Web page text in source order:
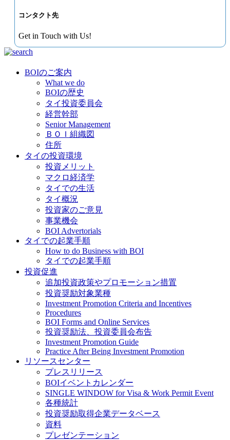
コンタクト先
Get in Touch with Us!
BOIのご案内
What we do
BOIの歴史
タイ投資委員会
経営幹部
Senior Management
ＢＯＩ組織図
住所
タイの投資環境
投資メリット
マクロ経済学
タイでの生活
タイ概況
投資家のご意見
事業機会
BOI Advertorials
タイでの起業手順
How to do Business with BOI
タイでの起業手順
投資促進
追加投資政策やプロモーション措置
投資奨励対象業種
Investment Promotion Criteria and Incentives
Procedures
BOI Forms and Online Services
投資奨励法、投資委員会布告
Investment Promotion Guide
Practice After Being Investment Promotion
リソースセンター
プレスリリース
BOIイベントカレンダー
SINGLE WINDOW for Visa & Work Permit Event
各種統計
投資奨励取得企業データベース
資料
プレゼンテーション